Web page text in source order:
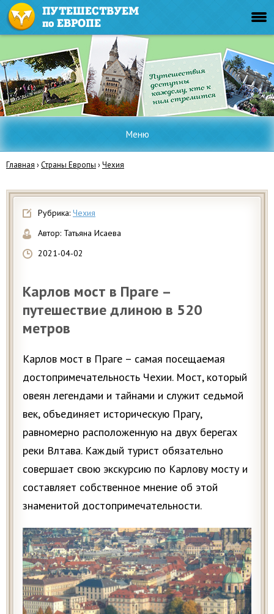
Меню
Главная ›Страны Европы ›Чехия
Рубрика: Чехия
Автор: Татьяна Исаева
2021-04-02
Карлов мост в Праге –
путешествие длиною в 520
метров
Карлов мост в Праге – самая посещаемая
достопримечательность Чехии. Мост, который
овеян легендами и тайнами и служит седьмой
век, объединяет историческую Прагу,
равномерно расположенную на двух берегах
реки Влтава. Каждый турист обязательно
совершает свою экскурсию по Карлову мосту и
составляет собственное мнение об этой
знаменитой достопримечательности.